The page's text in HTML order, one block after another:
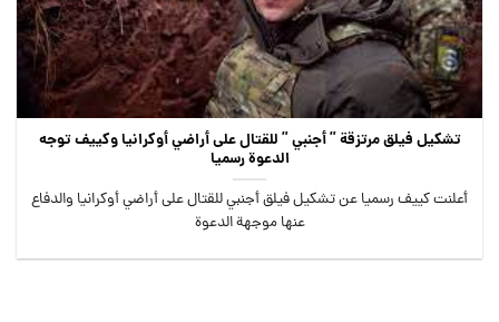
تشكيل فيلق مرتزقة ” أجنبي ” للقتال على أراضي أوكرانيا وكييف توجه
الدعوة رسميا
أعلنت كييف رسميا عن تشكيل فيلق أجنبي للقتال على أراضي أوكرانيا والدفاع
عنها موجهة الدعوة